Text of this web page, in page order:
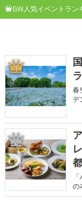
GW人気イベントラン
1
春
デ
2
都
の